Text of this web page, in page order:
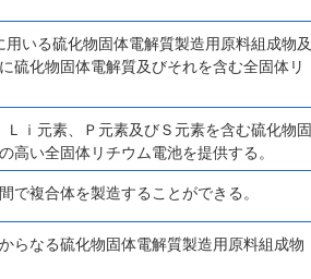
いる硫化物固体電解質製造用原料組成物及
硫化物固体電解質及びそれを含む全固体リ
ｉ元素、Ｐ元素及びＳ元素を含む硫化物固
い全固体リチウム電池を提供する。
複合体を製造することができる。
らなる硫化物固体電解質製造用原料組成物